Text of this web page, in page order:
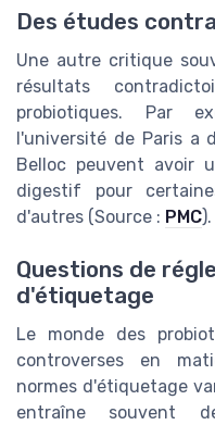
Des études
Une autre critique
résultats
probiotiques. Par
l'université de Paris a
Belloc peuvent avoir
digestif pour
d'autres (Source : PMC).
Questions de
d'étiquetage
Le monde des
controverses en
normes d'étiquetage
entraîne souvent